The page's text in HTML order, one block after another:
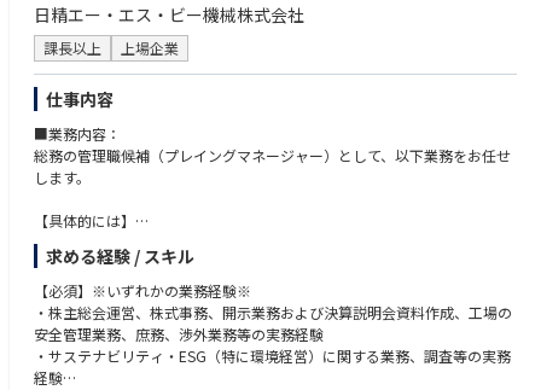
日精エー・エス・ビー機械株式会社
課長以上 上場企業
仕事内容
■業務内容：
総務の管理職候補（プレイングマネージャー）として、以下業務をお任せ
します。
【具体的には】
・株主総会運営
・株式事務
・開示業務および決算説明会資料作成
・工場の安全管理業務
・庶務、渉外業務
・サステナビリティ・ESG（特に環境経営）に関する業務、調査
・その他上記に付随する業務
求める経験 / スキル
【必須】※いずれかの業務経験※
・株主総会運営、株式事務、開示業務および決算説明会資料作成、工場の
安全管理業務、庶務、渉外業務等の実務経験
・サステナビリティ・ESG（特に環境経営）に関する業務、調査等の実務
経験